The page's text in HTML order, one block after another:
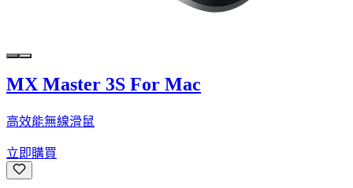
MX Master 3S For Mac
高效能無線滑鼠
立即購買